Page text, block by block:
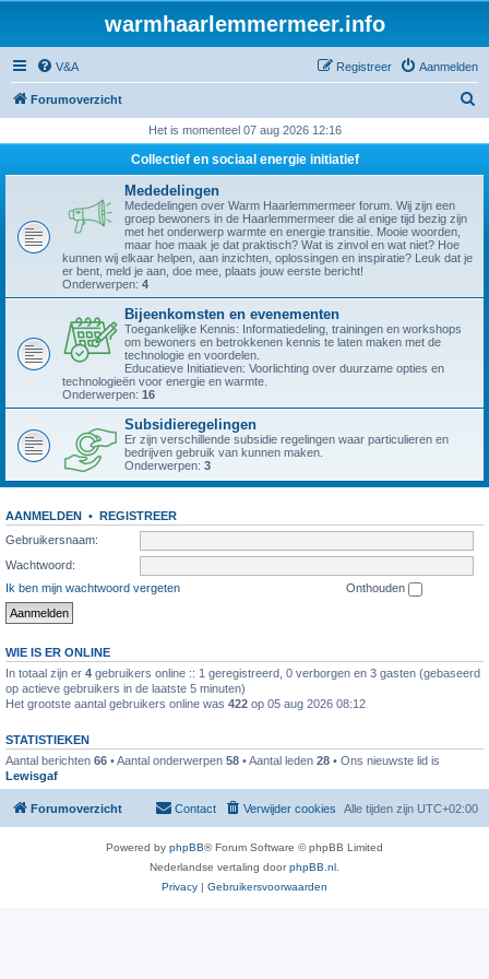
warmhaarlemmermeer.info
V&A Aanmelden
Registreer
Forumoverzicht
k
Het is momenteel 07 aug 2026 12:16
Collectief en sociaal energie initiatief
Mededelingen
Mededelingen over Warm Haarlemmermeer forum. Wij zijn een
groep bewoners in de Haarlemmermeer die al enige tijd bezig zijn
met het onderwerp warmte en energie transitie. Mooie woorden,
maar hoe maak je dat praktisch? Wat is zinvol en wat niet? Hoe
kunnen wij elkaar helpen, aan inzichten, oplossingen en inspiratie? Leuk dat je
er bent, meld je aan, doe mee, plaats jouw eerste bericht!
Onderwerpen: 4
Bijeenkomsten en evenementen
Toegankelijke Kennis: Informatiedeling, trainingen en workshops
om bewoners en betrokkenen kennis te laten maken met de
technologie en voordelen.
Educatieve Initiatieven: Voorlichting over duurzame opties en
technologieën voor energie en warmte.
Onderwerpen: 16
Subsidieregelingen
Er zijn verschillende subsidie regelingen waar particulieren en
bedrijven gebruik van kunnen maken.
Onderwerpen: 3
AANMELDEN • REGISTREER
Gebruikersnaam:
Wachtwoord:
Ik ben mijn wachtwoord vergeten
Onthouden
WIE IS ER ONLINE
In totaal zijn er 4 gebruikers online :: 1 geregistreerd, 0 verborgen en 3 gasten (gebaseerd
op actieve gebruikers in de laatste 5 minuten)
Het grootste aantal gebruikers online was 422 op 05 aug 2026 08:12
STATISTIEKEN
Aantal berichten 66 • Aantal onderwerpen 58 • Aantal leden 28 • Ons nieuwste lid is
Lewisgaf
Forumoverzicht Alle tijden zijn UTC+02:00
Verwijder cookies
Contact
Powered by phpBB® Forum Software © phpBB Limited
Nederlandse vertaling doorphpBB.nl
Privacy | Gebruikersvoorwaarden